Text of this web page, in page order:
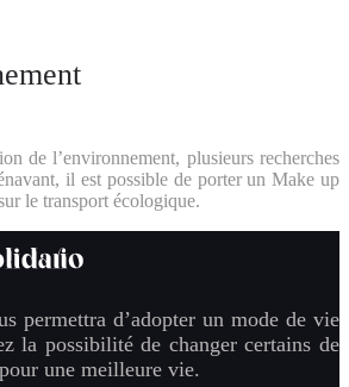
de l’environnement, plusieurs recherches
il est possible de porter un Make up
le transport écologique.
permettra d’adopter un mode de vie
la possibilité de changer certains de
une meilleure vie.